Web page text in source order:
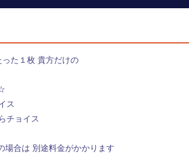
た１枚 貴方だけの
ス
チョイス
場合は 別途料金がかかります